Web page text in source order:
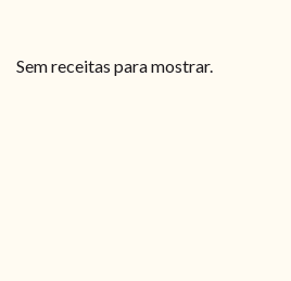
Sem receitas para mostrar.